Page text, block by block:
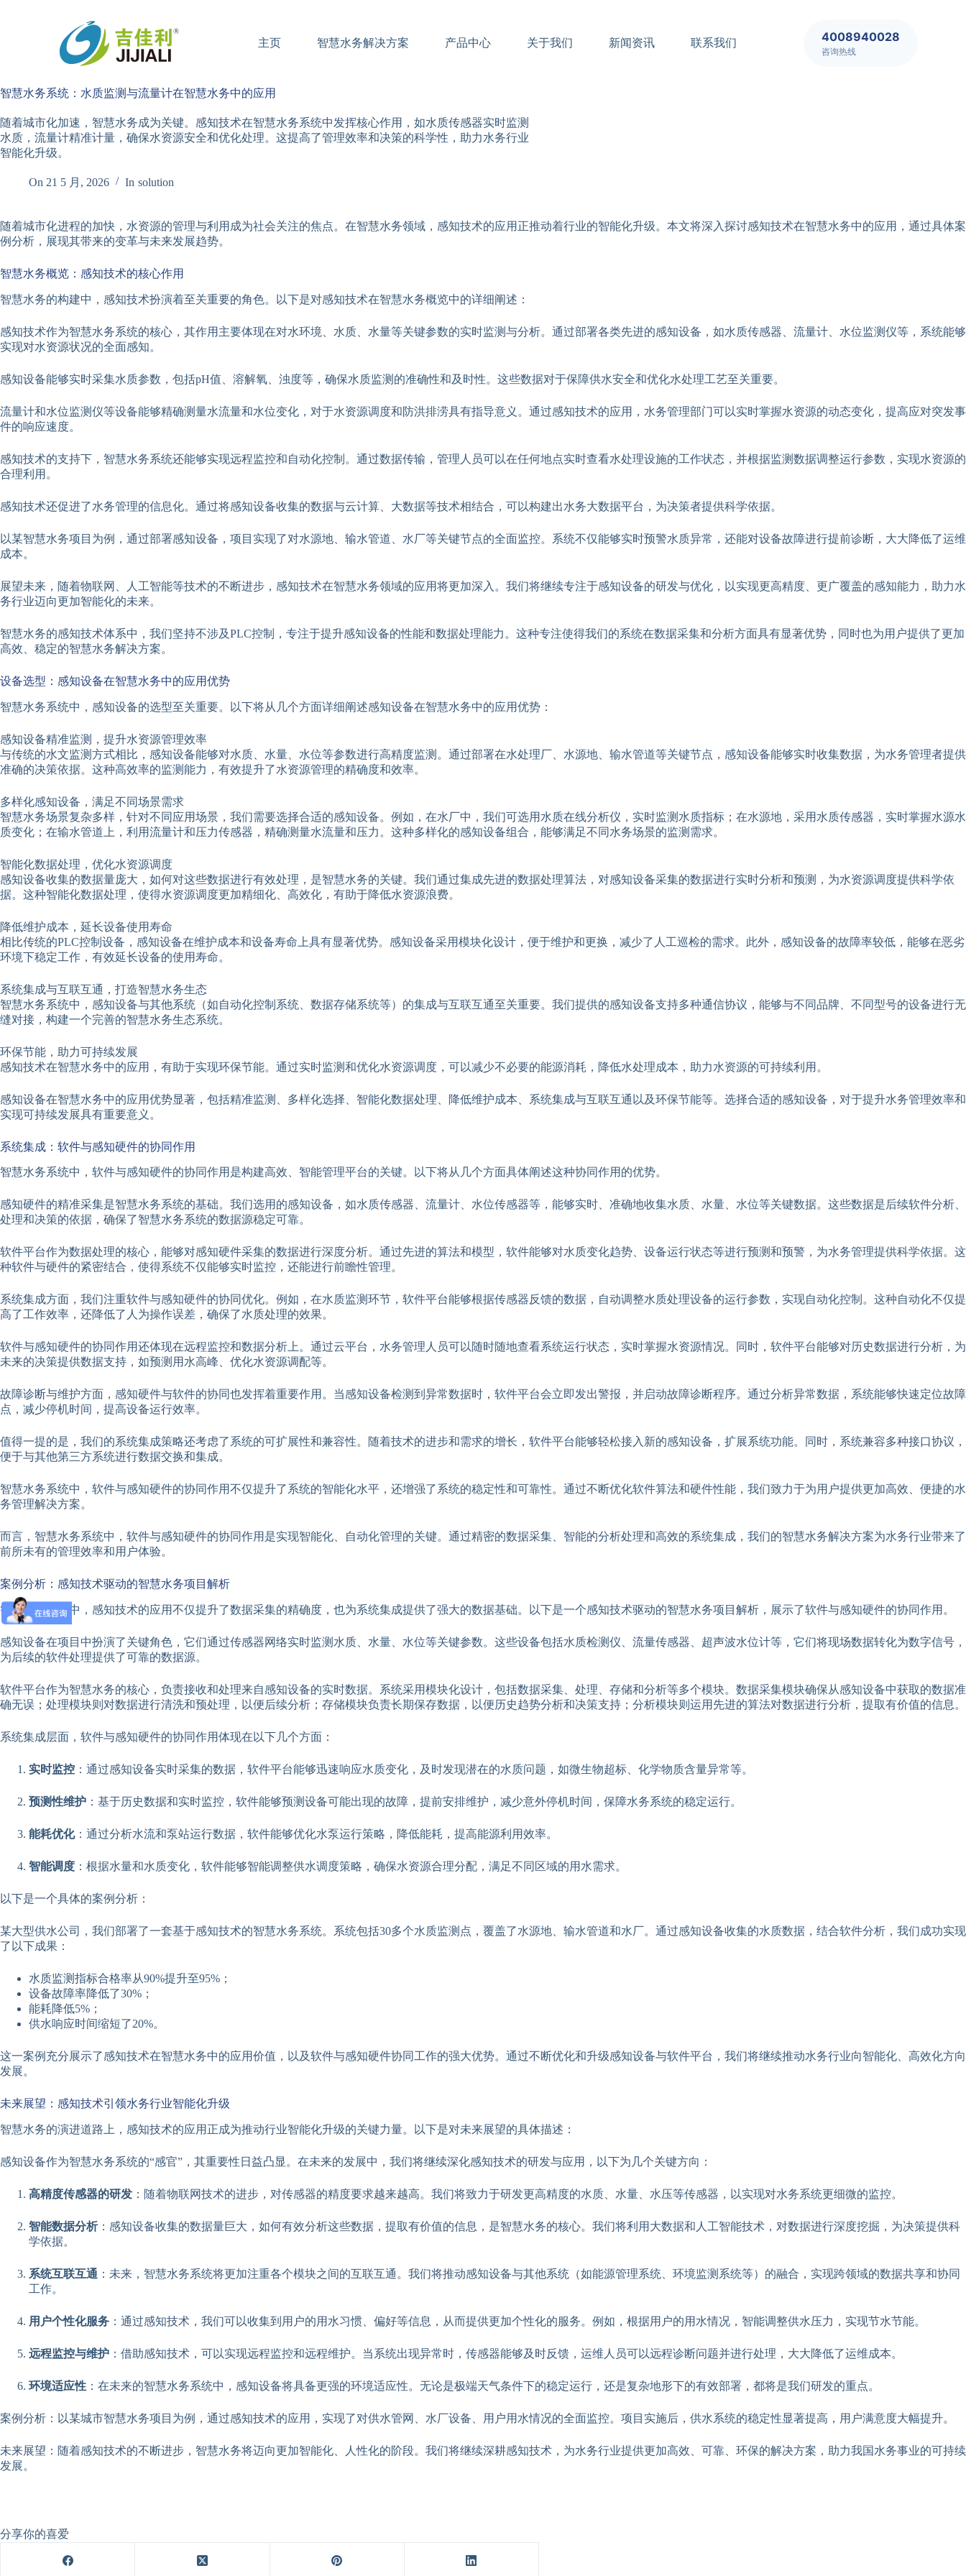
主页 智慧水务解决方案 产品中心 关于我们 新闻资讯 联系我们 4008940028
咨询热线
智慧水务系统：水质监测与流量计在智慧水务中的应用
随着城市化加速，智慧水务成为关键。感知技术在智慧水务系统中发挥核心作用，如水质传感器实时监测
水质，流量计精准计量，确保水资源安全和优化处理。这提高了管理效率和决策的科学性，助力水务行业
智能化升级。
On 21 5 月, 2026 In solution
随着城市化进程的加快，水资源的管理与利用成为社会关注的焦点。在智慧水务领域，感知技术的应用正推动着行业的智能化升级。本文将深入探讨感知技术在智慧水务中的应用，通过具体案
例分析，展现其带来的变革与未来发展趋势。
智慧水务概览：感知技术的核心作用
智慧水务的构建中，感知技术扮演着至关重要的角色。以下是对感知技术在智慧水务概览中的详细阐述：
感知技术作为智慧水务系统的核心，其作用主要体现在对水环境、水质、水量等关键参数的实时监测与分析。通过部署各类先进的感知设备，如水质传感器、流量计、水位监测仪等，系统能够
实现对水资源状况的全面感知。
感知设备能够实时采集水质参数，包括pH值、溶解氧、浊度等，确保水质监测的准确性和及时性。这些数据对于保障供水安全和优化水处理工艺至关重要。
流量计和水位监测仪等设备能够精确测量水流量和水位变化，对于水资源调度和防洪排涝具有指导意义。通过感知技术的应用，水务管理部门可以实时掌握水资源的动态变化，提高应对突发事
件的响应速度。
感知技术的支持下，智慧水务系统还能够实现远程监控和自动化控制。通过数据传输，管理人员可以在任何地点实时查看水处理设施的工作状态，并根据监测数据调整运行参数，实现水资源的
合理利用。
感知技术还促进了水务管理的信息化。通过将感知设备收集的数据与云计算、大数据等技术相结合，可以构建出水务大数据平台，为决策者提供科学依据。
以某智慧水务项目为例，通过部署感知设备，项目实现了对水源地、输水管道、水厂等关键节点的全面监控。系统不仅能够实时预警水质异常，还能对设备故障进行提前诊断，大大降低了运维
成本。
展望未来，随着物联网、人工智能等技术的不断进步，感知技术在智慧水务领域的应用将更加深入。我们将继续专注于感知设备的研发与优化，以实现更高精度、更广覆盖的感知能力，助力水
务行业迈向更加智能化的未来。
智慧水务的感知技术体系中，我们坚持不涉及PLC控制，专注于提升感知设备的性能和数据处理能力。这种专注使得我们的系统在数据采集和分析方面具有显著优势，同时也为用户提供了更加
高效、稳定的智慧水务解决方案。
设备选型：感知设备在智慧水务中的应用优势
智慧水务系统中，感知设备的选型至关重要。以下将从几个方面详细阐述感知设备在智慧水务中的应用优势：
感知设备精准监测，提升水资源管理效率
与传统的水文监测方式相比，感知设备能够对水质、水量、水位等参数进行高精度监测。通过部署在水处理厂、水源地、输水管道等关键节点，感知设备能够实时收集数据，为水务管理者提供
准确的决策依据。这种高效率的监测能力，有效提升了水资源管理的精确度和效率。
多样化感知设备，满足不同场景需求
智慧水务场景复杂多样，针对不同应用场景，我们需要选择合适的感知设备。例如，在水厂中，我们可选用水质在线分析仪，实时监测水质指标；在水源地，采用水质传感器，实时掌握水源水
质变化；在输水管道上，利用流量计和压力传感器，精确测量水流量和压力。这种多样化的感知设备组合，能够满足不同水务场景的监测需求。
智能化数据处理，优化水资源调度
感知设备收集的数据量庞大，如何对这些数据进行有效处理，是智慧水务的关键。我们通过集成先进的数据处理算法，对感知设备采集的数据进行实时分析和预测，为水资源调度提供科学依
据。这种智能化数据处理，使得水资源调度更加精细化、高效化，有助于降低水资源浪费。
降低维护成本，延长设备使用寿命
相比传统的PLC控制设备，感知设备在维护成本和设备寿命上具有显著优势。感知设备采用模块化设计，便于维护和更换，减少了人工巡检的需求。此外，感知设备的故障率较低，能够在恶劣
环境下稳定工作，有效延长设备的使用寿命。
系统集成与互联互通，打造智慧水务生态
智慧水务系统中，感知设备与其他系统（如自动化控制系统、数据存储系统等）的集成与互联互通至关重要。我们提供的感知设备支持多种通信协议，能够与不同品牌、不同型号的设备进行无
缝对接，构建一个完善的智慧水务生态系统。
环保节能，助力可持续发展
感知技术在智慧水务中的应用，有助于实现环保节能。通过实时监测和优化水资源调度，可以减少不必要的能源消耗，降低水处理成本，助力水资源的可持续利用。
感知设备在智慧水务中的应用优势显著，包括精准监测、多样化选择、智能化数据处理、降低维护成本、系统集成与互联互通以及环保节能等。选择合适的感知设备，对于提升水务管理效率和
实现可持续发展具有重要意义。
系统集成：软件与感知硬件的协同作用
智慧水务系统中，软件与感知硬件的协同作用是构建高效、智能管理平台的关键。以下将从几个方面具体阐述这种协同作用的优势。
感知硬件的精准采集是智慧水务系统的基础。我们选用的感知设备，如水质传感器、流量计、水位传感器等，能够实时、准确地收集水质、水量、水位等关键数据。这些数据是后续软件分析、
处理和决策的依据，确保了智慧水务系统的数据源稳定可靠。
软件平台作为数据处理的核心，能够对感知硬件采集的数据进行深度分析。通过先进的算法和模型，软件能够对水质变化趋势、设备运行状态等进行预测和预警，为水务管理提供科学依据。这
种软件与硬件的紧密结合，使得系统不仅能够实时监控，还能进行前瞻性管理。
系统集成方面，我们注重软件与感知硬件的协同优化。例如，在水质监测环节，软件平台能够根据传感器反馈的数据，自动调整水质处理设备的运行参数，实现自动化控制。这种自动化不仅提
高了工作效率，还降低了人为操作误差，确保了水质处理的效果。
软件与感知硬件的协同作用还体现在远程监控和数据分析上。通过云平台，水务管理人员可以随时随地查看系统运行状态，实时掌握水资源情况。同时，软件平台能够对历史数据进行分析，为
未来的决策提供数据支持，如预测用水高峰、优化水资源调配等。
故障诊断与维护方面，感知硬件与软件的协同也发挥着重要作用。当感知设备检测到异常数据时，软件平台会立即发出警报，并启动故障诊断程序。通过分析异常数据，系统能够快速定位故障
点，减少停机时间，提高设备运行效率。
值得一提的是，我们的系统集成策略还考虑了系统的可扩展性和兼容性。随着技术的进步和需求的增长，软件平台能够轻松接入新的感知设备，扩展系统功能。同时，系统兼容多种接口协议，
便于与其他第三方系统进行数据交换和集成。
智慧水务系统中，软件与感知硬件的协同作用不仅提升了系统的智能化水平，还增强了系统的稳定性和可靠性。通过不断优化软件算法和硬件性能，我们致力于为用户提供更加高效、便捷的水
务管理解决方案。
而言，智慧水务系统中，软件与感知硬件的协同作用是实现智能化、自动化管理的关键。通过精密的数据采集、智能的分析处理和高效的系统集成，我们的智慧水务解决方案为水务行业带来了
前所未有的管理效率和用户体验。
案例分析：感知技术驱动的智慧水务项目解析
智慧水务项目中，感知技术的应用不仅提升了数据采集的精确度，也为系统集成提供了强大的数据基础。以下是一个感知技术驱动的智慧水务项目解析，展示了软件与感知硬件的协同作用。
感知设备在项目中扮演了关键角色，它们通过传感器网络实时监测水质、水量、水位等关键参数。这些设备包括水质检测仪、流量传感器、超声波水位计等，它们将现场数据转化为数字信号，
为后续的软件处理提供了可靠的数据源。
软件平台作为智慧水务的核心，负责接收和处理来自感知设备的实时数据。系统采用模块化设计，包括数据采集、处理、存储和分析等多个模块。数据采集模块确保从感知设备中获取的数据准
确无误；处理模块则对数据进行清洗和预处理，以便后续分析；存储模块负责长期保存数据，以便历史趋势分析和决策支持；分析模块则运用先进的算法对数据进行分析，提取有价值的信息。
系统集成层面，软件与感知硬件的协同作用体现在以下几个方面：
实时监控 ：通过感知设备实时采集的数据，软件平台能够迅速响应水质变化，及时发现潜在的水质问题，如微生物超标、化学物质含量异常等。
预测性维护 ：基于历史数据和实时监控，软件能够预测设备可能出现的故障，提前安排维护，减少意外停机时间，保障水务系统的稳定运行。
能耗优化：通过分析水流和泵站运行数据，软件能够优化水泵运行策略，降低能耗，提高能源利用效率。
智能调度 ：根据水量和水质变化，软件能够智能调整供水调度策略，确保水资源合理分配，满足不同区域的用水需求。
以下是一个具体的案例分析：
某大型供水公司，我们部署了一套基于感知技术的智慧水务系统。系统包括30多个水质监测点，覆盖了水源地、输水管道和水厂。通过感知设备收集的水质数据，结合软件分析，我们成功实现
了以下成果：
水质监测指标合格率从90%提升至95%；
设备故障率降低了30%；
能耗降低5%；
供水响应时间缩短了20%。
这一案例充分展示了感知技术在智慧水务中的应用价值，以及软件与感知硬件协同工作的强大优势。通过不断优化和升级感知设备与软件平台，我们将继续推动水务行业向智能化、高效化方向
发展。
未来展望：感知技术引领水务行业智能化升级
智慧水务的演进道路上，感知技术的应用正成为推动行业智能化升级的关键力量。以下是对未来展望的具体描述：
感知设备作为智慧水务系统的“感官”，其重要性日益凸显。在未来的发展中，我们将继续深化感知技术的研发与应用，以下为几个关键方向：
高精度传感器的研发 ：随着物联网技术的进步，对传感器的精度要求越来越高。我们将致力于研发更高精度的水质、水量、水压等传感器，以实现对水务系统更细微的监控。
智能数据分析：感知设备收集的数据量巨大，如何有效分析这些数据，提取有价值的信息，是智慧水务的核心。我们将利用大数据和人工智能技术，对数据进行深度挖掘，为决策提供科
学依据。
系统互联互通 ：未来，智慧水务系统将更加注重各个模块之间的互联互通。我们将推动感知设备与其他系统（如能源管理系统、环境监测系统等）的融合，实现跨领域的数据共享和协同
工作。
用户个性化服务 ：通过感知技术，我们可以收集到用户的用水习惯、偏好等信息，从而提供更加个性化的服务。例如，根据用户的用水情况，智能调整供水压力，实现节水节能。
远程监控与维护 ：借助感知技术，可以实现远程监控和远程维护。当系统出现异常时，传感器能够及时反馈，运维人员可以远程诊断问题并进行处理，大大降低了运维成本。
环境适应性 ：在未来的智慧水务系统中，感知设备将具备更强的环境适应性。无论是极端天气条件下的稳定运行，还是复杂地形下的有效部署，都将是我们研发的重点。
案例分析：以某城市智慧水务项目为例，通过感知技术的应用，实现了对供水管网、水厂设备、用户用水情况的全面监控。项目实施后，供水系统的稳定性显著提高，用户满意度大幅提升。
未来展望：随着感知技术的不断进步，智慧水务将迈向更加智能化、人性化的阶段。我们将继续深耕感知技术，为水务行业提供更加高效、可靠、环保的解决方案，助力我国水务事业的可持续
发展。
分享你的喜爱